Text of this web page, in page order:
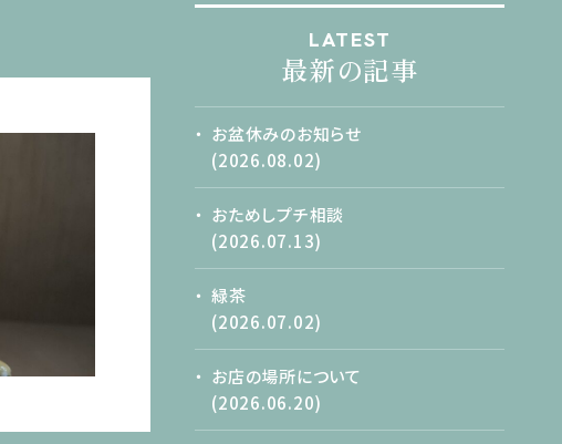
LATEST
最新の記事
お盆休みのお知らせ
(2026.08.02)
おためしプチ相談
(2026.07.13)
緑茶
(2026.07.02)
お店の場所について
(2026.06.20)